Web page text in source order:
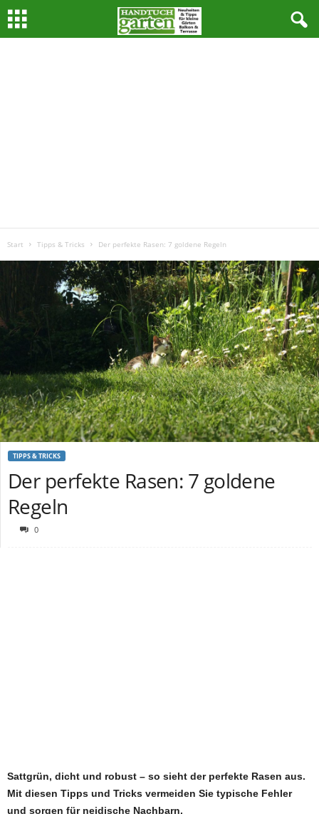
Start Tipps & Tricks Der perfekte Rasen: 7 goldene Regeln
TIPPS & TRICKS
Der perfekte Rasen: 7 goldene
Regeln
0
Sattgrün, dicht und robust – so sieht der perfekte Rasen aus.
Mit diesen Tipps und Tricks vermeiden Sie typische Fehler
und sorgen für neidische Nachbarn.